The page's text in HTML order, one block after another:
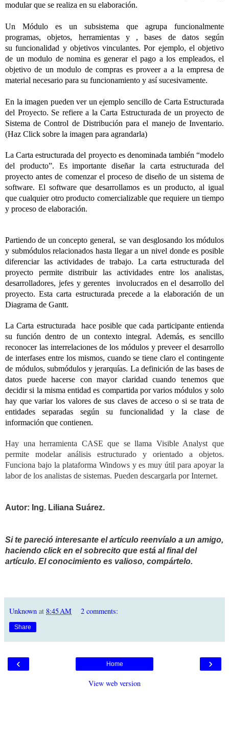
modular que se realiza en su elaboración.
Un Módulo es un subsistema que agrupa funcionalmente
programas, objetos, herramientas y , bases de datos según
su funcionalidad y objetivos vinculantes. Por ejemplo, el objetivo
de un modulo de nomina es generar el pago a los empleados, el
objetivo de un modulo de compras es proveer a a la empresa de
material necesario para su funcionamiento y así sucesivamente.
En la imagen pueden ver un ejemplo sencillo de Carta Estructurada
del Proyecto. Se refiere a la Carta Estructurada de un proyecto de
Sistema de Control de Distribución para el manejo de Inventario.
(Haz Click sobre la imagen para agrandarla)
La Carta estructurada del proyecto es denominada también “modelo
del producto”. Es importante diseñar la carta estructurada del
proyecto antes de comenzar el proceso de diseño de un sistema de
software. El software que desarrollamos es un producto, al igual
que cualquier otro producto comercializable que requiere un tiempo
y proceso de elaboración.
Partiendo de un concepto general, se van desglosando los módulos
y submódulos relacionados hasta llegar a un nivel donde es posible
diferenciar las actividades de trabajo. La carta estructurada del
proyecto permite distribuir las actividades entre los analistas,
desarrolladores, jefes y gerentes
involucrados en el desarrollo del
proyecto. Esta carta estructurada precede a la elaboración de un
Diagrama de Gantt.
La Carta estructurada hace posible que cada participante entienda
su función dentro de un contexto integral. Además, es sencillo
reconocer las interrelaciones de los módulos y preveer el desarrollo
de interfases entre los mismos, cuando se tiene claro el contingente
de módulos, submódulos y jerarquías. La definición de las bases de
datos puede hacerse con mayor claridad cuando tenemos que
decidir si la misma entidad es compartida por varios módulos y solo
hay que variar los valores de sus claves de acceso o si se trata de
entidades separadas según su funcionalidad y la clase de
información que contienen.
Hay una herramienta CASE que se llama Visible Analyst que
permite modelar análisis estructurado y orientado a objetos.
Funciona bajo la plataforma Windows y es muy útil para apoyar la
labor de los analistas de sistemas. Pueden descargarla por Internet.
Autor: Ing. Liliana Suárez.
Si te pareció interesante el artículo reenvíalo a un amigo,
haciendo click en el sobrecito que está al final del
artículo. El conocimiento es valioso, compártelo.
Unknown at 8:45 AM 2 comments:
Share
‹ ›
Home
View web version